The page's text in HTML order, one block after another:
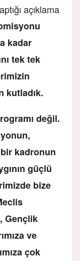
açıklama
kadar
tek tek
kutladık.
değil.
kadronun
güçlü
bize
Gençlik
ve
çok